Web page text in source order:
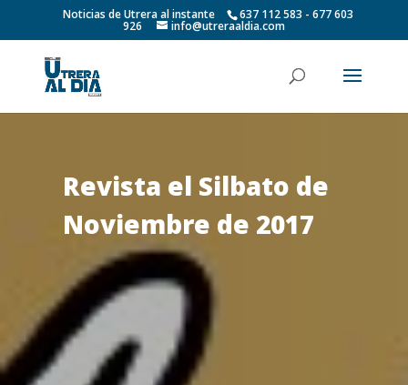
Noticias de Utrera al instante 637 112 583 - 677 603
926 info@utreraaldia.com
Revista el Silbato de
Noviembre de 2017